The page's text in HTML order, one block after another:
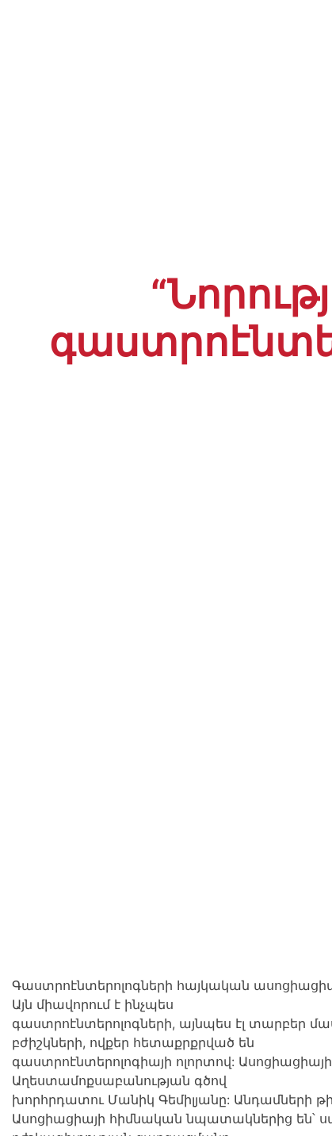
Գաստրոէնտերոլոգների հայկական
Այն միավորում է ինչպես
գաստրոէնտերոլոգների, այնպես էլ տարբեր
բժիշկների, ովքեր հետաքրքրված են
գաստրոէնտերոլոգիայի ոլորտով:
Աղեստամոքսաբանության գծով
խորհրդատու Մանիկ Գեմիլյանը: Անդամների
Ասոցիացիայի հիմնական նպատակներից են՝